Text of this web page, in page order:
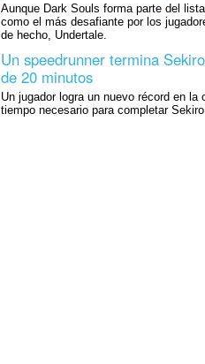
Aunque Dark Souls forma parte del
como el más desafiante por los
de hecho, Undertale.
Un speedrunner termina
de 20 minutos
Un jugador logra un nuevo récord en la
tiempo necesario para completar